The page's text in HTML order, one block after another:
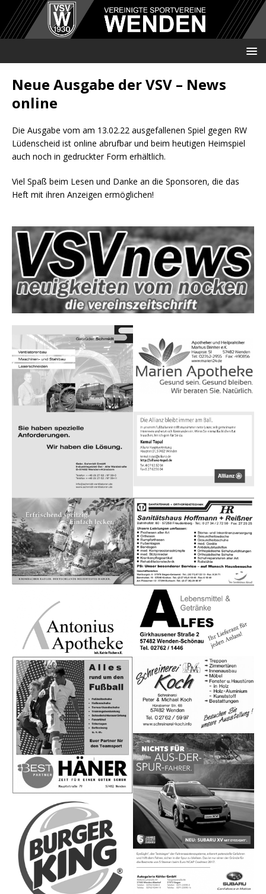
Neue Ausgabe der VSV – News
online
Die Ausgabe vom am 13.02.22 ausgefallenen Spiel gegen RW
Lüdenscheid ist online abrufbar und beim heutigen Heimspiel
auch noch in gedruckter Form erhältlich.
Viel Spaß beim Lesen und Danke an die Sponsoren, die das
Heft mit ihren Anzeigen ermöglichen!